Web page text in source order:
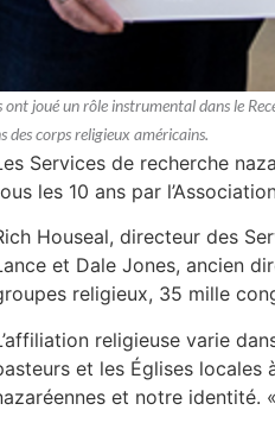
ont joué un rôle instrumental dans le
des corps religieux américains.
Services de recherche
les 10 ans par
Houseal, directeur des
et Dale Jones, ancien
religieux, 35 mille
religieuse varie
et les Églises
et notre identité. «